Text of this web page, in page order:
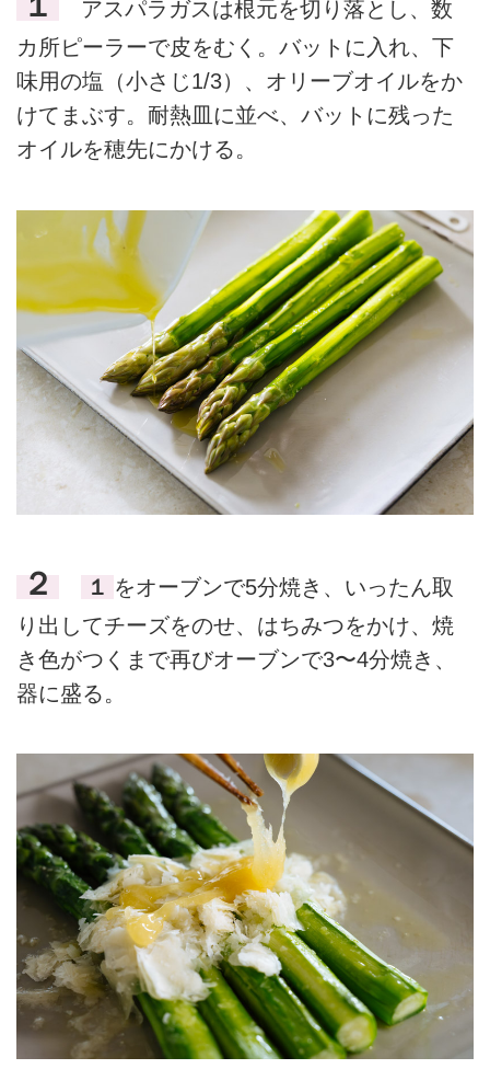
アスパラガスは根元を切り落とし、数
カ所ピーラーで皮をむく。バットに入れ、下
味用の塩（小さじ1/3）、オリーブオイルをか
けてまぶす。耐熱皿に並べ、バットに残った
オイルを穂先にかける。
２ １ をオーブンで5分焼き、いったん取
り出してチーズをのせ、はちみつをかけ、焼
き色がつくまで再びオーブンで3〜4分焼き、
器に盛る。